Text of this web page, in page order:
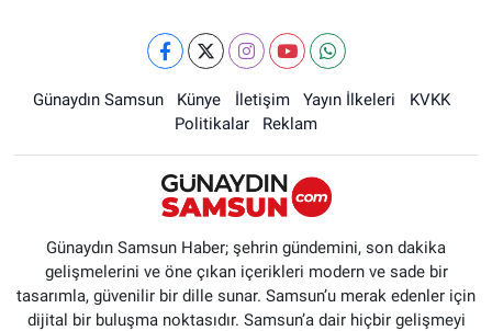
Günaydın Samsun Künye İletişim Yayın İlkeleri
KVKK
Politikalar
Reklam
Günaydın Samsun Haber; şehrin gündemini, son dakika
gelişmelerini ve öne çıkan içerikleri modern ve sade bir
tasarımla, güvenilir bir dille sunar. Samsun’u merak edenler için
dijital bir buluşma noktasıdır. Samsun’a dair hiçbir gelişmeyi